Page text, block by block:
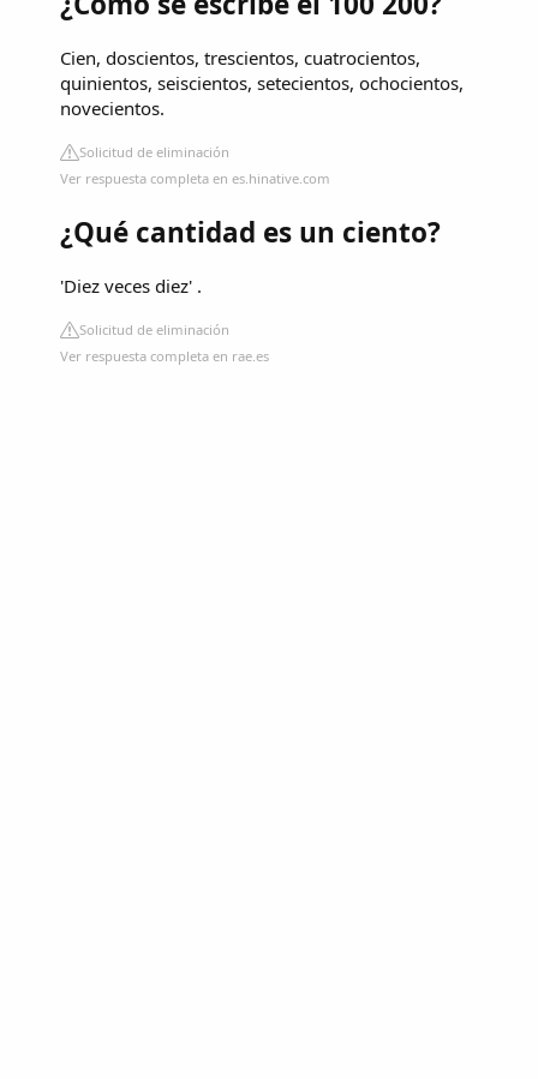
Cien, doscientos, trescientos, cuatrocientos,
quinientos, seiscientos, setecientos, ochocientos,
novecientos.
Solicitud de eliminación
Ver respuesta completa en es.hinative.com
¿Qué cantidad es un ciento?
'Diez veces diez' .
Solicitud de eliminación
Ver respuesta completa en rae.es